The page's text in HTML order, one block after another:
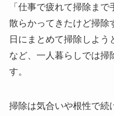
「仕事で疲れて掃除ま
散らかってきたけど掃除
日にまとめて掃除しよう
など、一人暮らしでは掃
す。
掃除は気合いや根性で続